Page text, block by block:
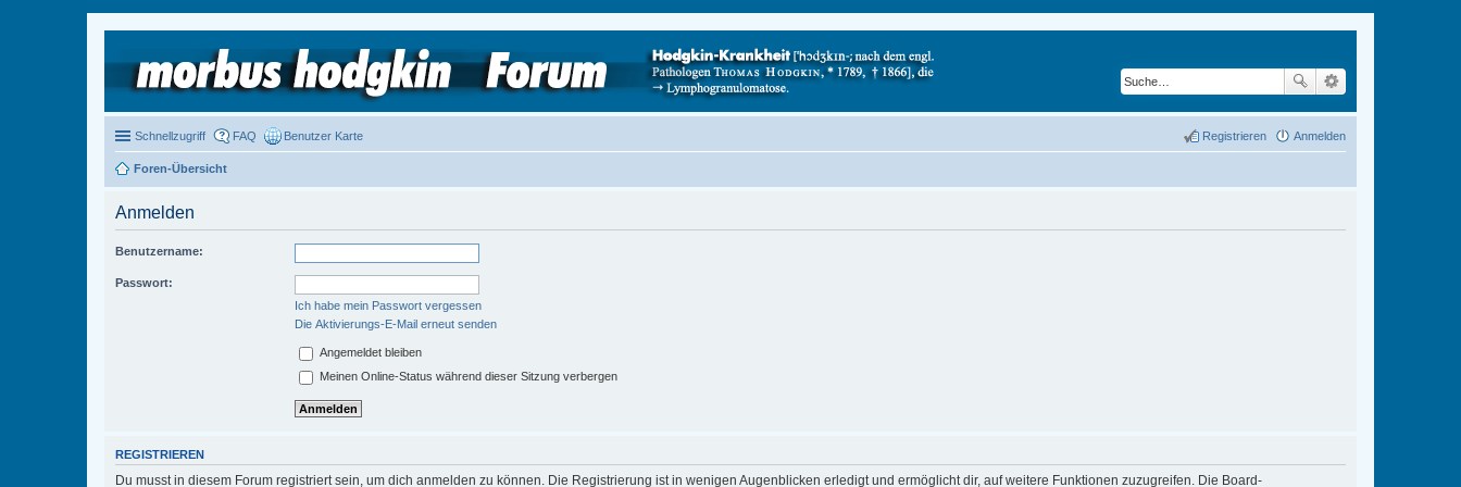
Schnellzugriff FAQ Benutzer Karte Anmelden
Registrieren
Foren-Übersicht
Anmelden
Benutzername:
Passwort:
Ich habe mein Passwort vergessen
Die Aktivierungs-E-Mail erneut senden
Angemeldet bleiben
Meinen Online-Status während dieser Sitzung verbergen
REGISTRIEREN
Du musst in diesem Forum registriert sein, um dich anmelden zu können. Die Registrierung ist in wenigen Augenblicken erledigt und ermöglicht dir, auf weitere Funktionen zuzugreifen. Die Board-